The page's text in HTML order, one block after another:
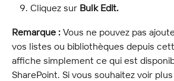
Cliquez sur Bulk Edit.
Remarque : Vous ne pouvez pas
vos listes ou bibliothèques depuis
affiche simplement ce qui est
SharePoint. Si vous souhaitez voir